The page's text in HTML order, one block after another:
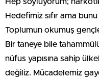
Hep söylüyorum;
Hedefimiz sıfır ama
Toplumun okumuş
Bir taneye bile
nüfus yapısına sahip
değiliz. Mücadelemiz